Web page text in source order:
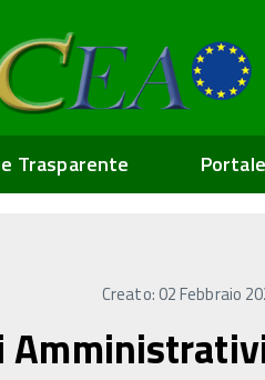
Trasparente
Creato: 02 Febbraio